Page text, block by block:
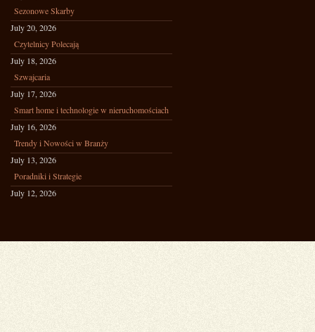
Sezonowe Skarby
July 20, 2026
Czytelnicy Polecają
July 18, 2026
Szwajcaria
July 17, 2026
Smart home i technologie w nieruchomościach
July 16, 2026
Trendy i Nowości w Branży
July 13, 2026
Poradniki i Strategie
July 12, 2026